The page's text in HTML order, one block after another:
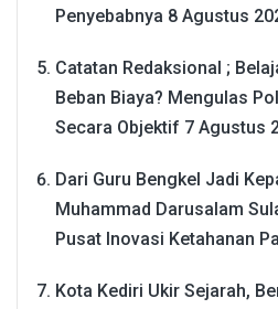
Penyebabnya 8 Agustus
Catatan Redaksional ;
Beban Biaya? Mengulas
Secara Objektif 7 Agustus
Dari Guru Bengkel Jadi
Muhammad Darusalam
Pusat Inovasi Ketahanan
Kota Kediri Ukir Sejarah,